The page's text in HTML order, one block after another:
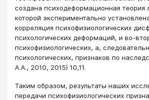
создана психодеформационная теория
которой экспериментально
корреляция психофизиологических
психологических деформаций, и во-
психофизиологических, а,
психологических, признаков по
А.А., 2010, 2015) 10,11.
Таким образом, результаты наших
передачи психофизиологических